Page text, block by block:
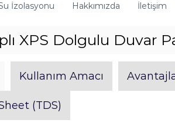
İzolasyonu Hakkımızda İletişim
XPS Dolgulu Duvar
Kullanım Amacı
(TDS)